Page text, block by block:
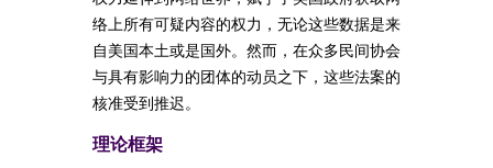
络上所有可疑内容的权力，无论这些数据是来
自美国本土或是国外。然而，在众多民间协会
与具有影响力的团体的动员之下，这些法案的
核准受到推迟。
理论框架